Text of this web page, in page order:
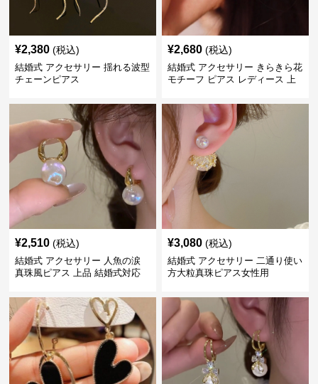
¥2,380 (税込)
結婚式 アクセサリー 揺れる波型
チェーンピアス
¥2,680 (税込)
結婚式 アクセサリー きらきら花
モチーフ ピアス レディース 上
¥2,510 (税込)
結婚式 アクセサリー 人魚の涙
真珠風ピアス 上品 結婚式対応
¥3,080 (税込)
結婚式 アクセサリー 二通り使い
方大粒真珠ピアス女性用